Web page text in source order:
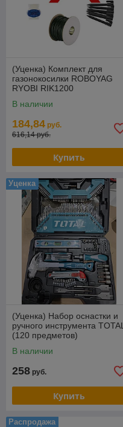
(Уценка) Комплект для
газонокосилки ROBOYAG
RYOBI RIK1200
В наличии
184,84 руб.
616,14 руб.
Купить
Уценка
(Уценка) Набор оснастки и
ручного инструмента TOTAL
(120 предметов)
В наличии
258 руб.
Купить
Распродажа